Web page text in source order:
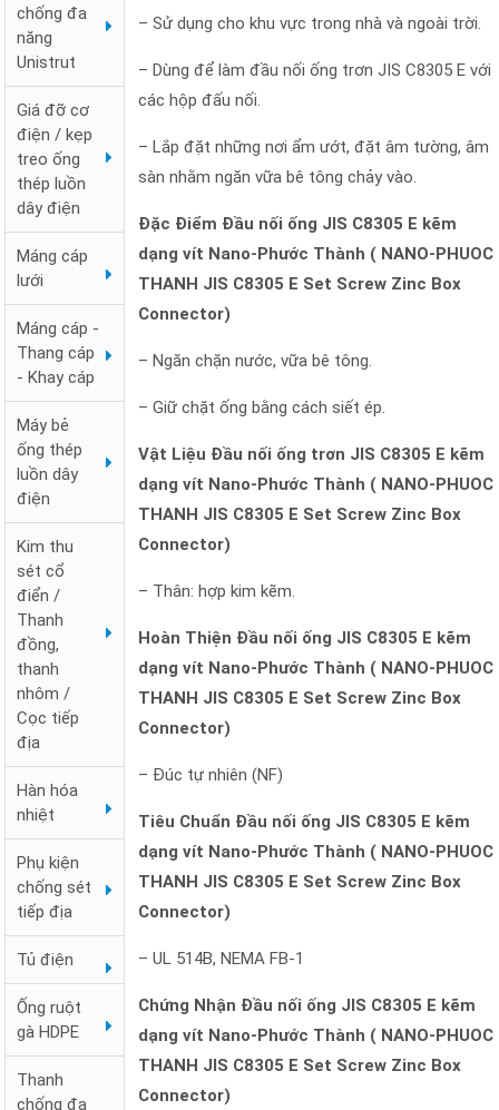
– Sử dụng cho khu vực trong nhà và ngoài trời.
– Dùng để làm đầu nối ống trơn JIS C8305 E với
các hộp đấu nối.
– Lắp đặt những nơi ẩm ướt, đặt âm tường, âm
sàn nhằm ngăn vữa bê tông chảy vào.
Đặc Điểm Đầu nối ống JIS C8305 E kẽm
dạng vít Nano-Phước Thành ( NANO-PHUOC
THANH JIS C8305 E Set Screw Zinc Box
Connector)
– Ngăn chặn nước, vữa bê tông.
– Giữ chặt ống bằng cách siết ép.
Vật Liệu Đầu nối ống trơn JIS C8305 E kẽm
dạng vít Nano-Phước Thành ( NANO-PHUOC
THANH JIS C8305 E Set Screw Zinc Box
Connector)
– Thân: hợp kim kẽm.
Hoàn Thiện Đầu nối ống JIS C8305 E kẽm
dạng vít Nano-Phước Thành ( NANO-PHUOC
THANH JIS C8305 E Set Screw Zinc Box
Connector)
– Đúc tự nhiên (NF)
Tiêu Chuẩn Đầu nối ống JIS C8305 E kẽm
dạng vít Nano-Phước Thành ( NANO-PHUOC
THANH JIS C8305 E Set Screw Zinc Box
Connector)
– UL 514B, NEMA FB-1
Chứng Nhận Đầu nối ống JIS C8305 E kẽm
dạng vít Nano-Phước Thành ( NANO-PHUOC
THANH JIS C8305 E Set Screw Zinc Box
Connector)
chống đa
năng
Unistrut
Giá đỡ cơ
điện / kẹp
treo ống
thép luồn
dây điện
Máng cáp
lưới
Máng cáp -
Thang cáp
- Khay cáp
Máy bẻ
ống thép
luồn dây
điện
Kim thu
sét cổ
điển /
Thanh
đồng,
thanh
nhôm /
Cọc tiếp
địa
Hàn hóa
nhiệt
Phụ kiện
chống sét
tiếp địa
Tủ điện
Ống ruột
gà HDPE
Thanh
chống đa
Đai chặn sắt